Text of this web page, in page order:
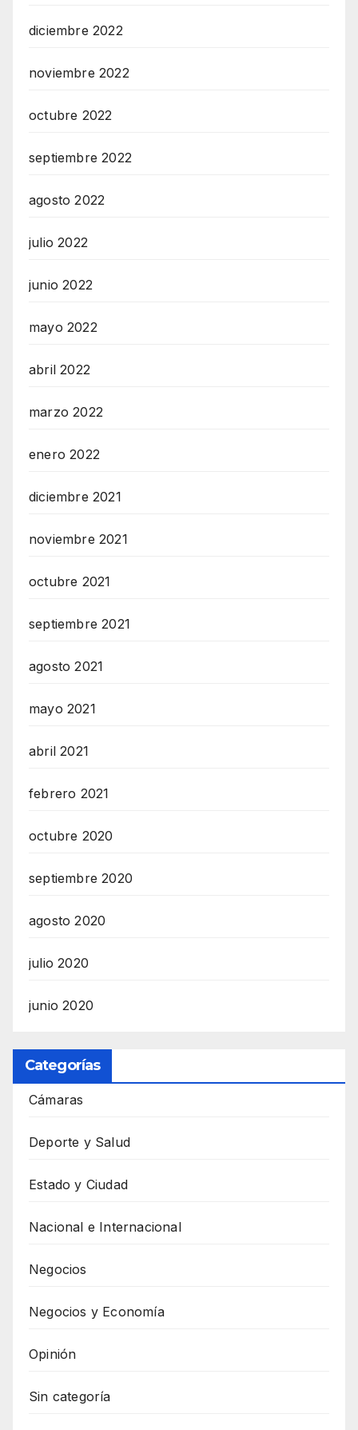
diciembre 2022
noviembre 2022
octubre 2022
septiembre 2022
agosto 2022
julio 2022
junio 2022
mayo 2022
abril 2022
marzo 2022
enero 2022
diciembre 2021
noviembre 2021
octubre 2021
septiembre 2021
agosto 2021
mayo 2021
abril 2021
febrero 2021
octubre 2020
septiembre 2020
agosto 2020
julio 2020
junio 2020
Categorías
Cámaras
Deporte y Salud
Estado y Ciudad
Nacional e Internacional
Negocios
Negocios y Economía
Opinión
Sin categoría